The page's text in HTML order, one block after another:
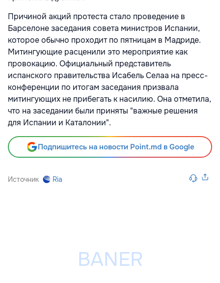
Причиной акций протеста стало проведение в
Барселоне заседания совета министров Испании,
которое обычно проходит по пятницам в Мадриде.
Митингующие расценили это мероприятие как
провокацию. Официальный представитель
испанского правительства Исабель Селаа на пресс-
конференции по итогам заседания призвала
митингующих не прибегать к насилию. Она отметила,
что на заседании были приняты "важные решения
для Испании и Каталонии".
Подпишитесь на новости Point.md в Google
Источник Ria